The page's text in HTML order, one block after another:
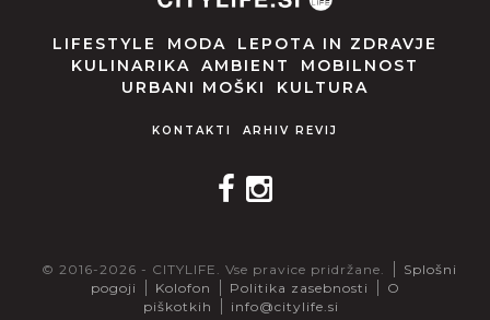
LIFESTYLE MODA
LEPOTA IN ZDRAVJE
KULINARIKA
AMBIENT
MOBILNOST
URBANI MOŠKI
KULTURA
KONTAKTI ARHIV REVIJ
© 2016-2026 - CITYLIFE. Vse pravice pridržane.
Splošni
pogoji
Kolofon Politika zasebnosti
O
piškotkih
info@citylife.si